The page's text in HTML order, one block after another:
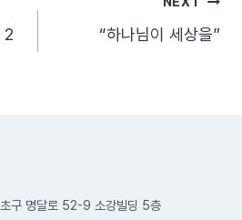
2
“하나님이 세상을”
구 명달로 52-9 소강빌딩 5층